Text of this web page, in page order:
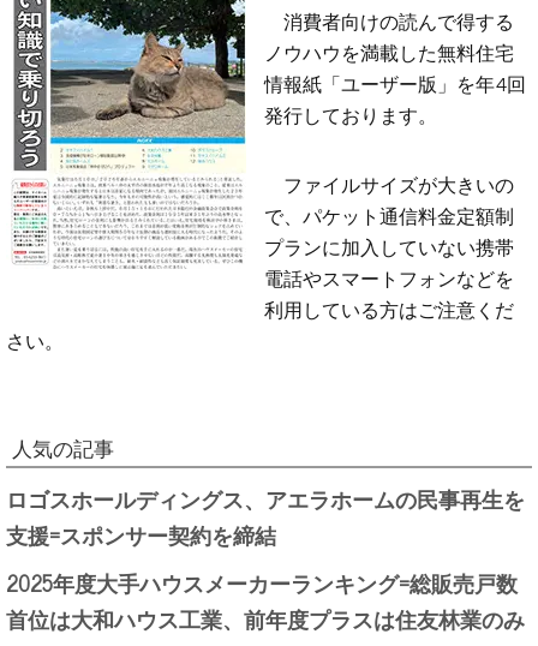
消費者向けの読んで得する
ノウハウを満載した無料住宅
情報紙「ユーザー版」を年4回
発行しております。
ファイルサイズが大きいの
で、パケット通信料金定額制
プランに加入していない携帯
電話やスマートフォンなどを
利用している方はご注意くだ
さい。
人気の記事
ロゴスホールディングス、アエラホームの民事再生を
支援=スポンサー契約を締結
2025年度大手ハウスメーカーランキング=総販売戸数
首位は大和ハウス工業、前年度プラスは住友林業のみ